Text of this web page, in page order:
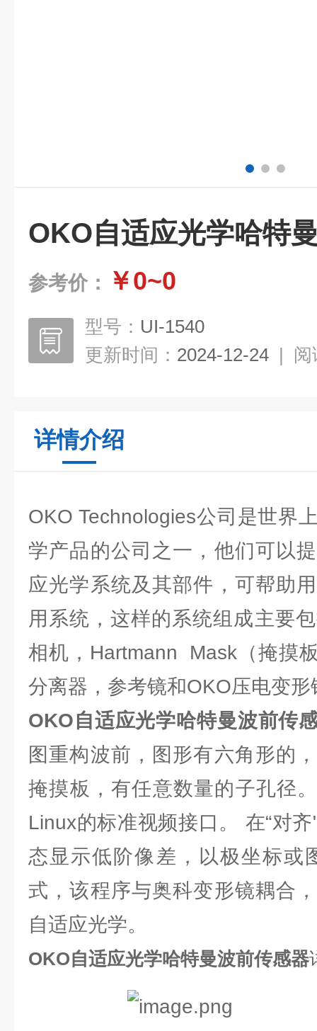
OKO自适应光学哈特
参考价： ￥0~0
型号： UI-1540
更新时间： 2024-12-24 | 阅
详情介绍
OKO Technologies公司是世界
学产品的公司之一，他们可以
应光学系统及其部件，可帮助
用系统，这样的系统组成主要
相机，Hartmann Mask（掩摸
分离器，参考镜和OKO压电变形
OKO自适应光学哈特曼波前传
图重构波前，图形有六角形的
掩摸板，有任意数量的子孔径
Linux的标准视频接口。 在“对
态显示低阶像差，以极坐标或
式，该程序与奥科变形镜耦合
自适应光学。
OKO自适应光学哈特曼波前传感器